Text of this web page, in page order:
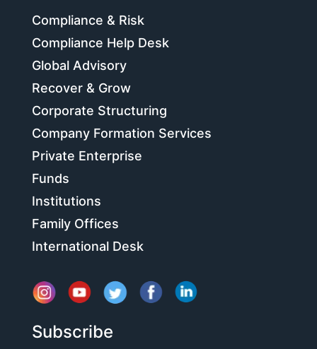
Compliance & Risk
Compliance Help Desk
Global Advisory
Recover & Grow
Corporate Structuring
Company Formation Services
Private Enterprise
Funds
Institutions
Family Offices
International Desk
Subscribe